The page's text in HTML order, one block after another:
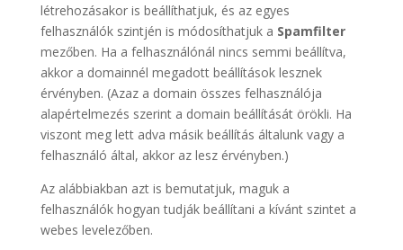
létrehozásakor is beállíthatjuk, és az egyes
felhasználók szintjén is módosíthatjuk a Spamfilter
mezőben. Ha a felhasználónál nincs semmi beállítva,
akkor a domainnél megadott beállítások lesznek
érvényben. (Azaz a domain összes felhasználója
alapértelmezés szerint a domain beállítását örökli. Ha
viszont meg lett adva másik beállítás általunk vagy a
felhasználó által, akkor az lesz érvényben.)
Az alábbiakban azt is bemutatjuk, maguk a
felhasználók hogyan tudják beállítani a kívánt szintet a
webes levelezőben.